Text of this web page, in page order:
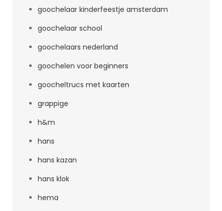
goochelaar kinderfeestje amsterdam
goochelaar school
goochelaars nederland
goochelen voor beginners
goocheltrucs met kaarten
grappige
h&m
hans
hans kazan
hans klok
hema